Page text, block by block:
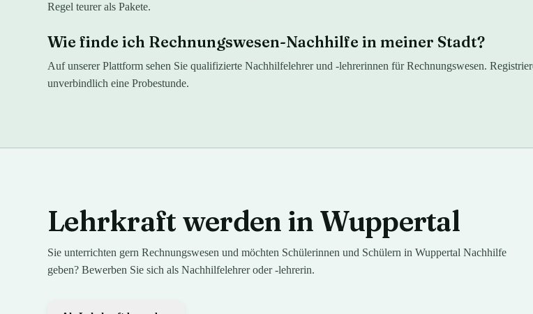
Regel teurer als Pakete.
Wie finde ich Rechnungswesen-Nachhilfe in meiner Stadt?
Auf unserer Plattform sehen Sie qualifizierte Nachhilfelehrer und -lehrerinnen für Rechnungswesen.
unverbindlich eine Probestunde.
Lehrkraft werden in Wuppertal
Sie unterrichten gern Rechnungswesen und möchten Schülerinnen und Schülern in Wuppertal Nachhilfe
geben? Bewerben Sie sich als Nachhilfelehrer oder -lehrerin.